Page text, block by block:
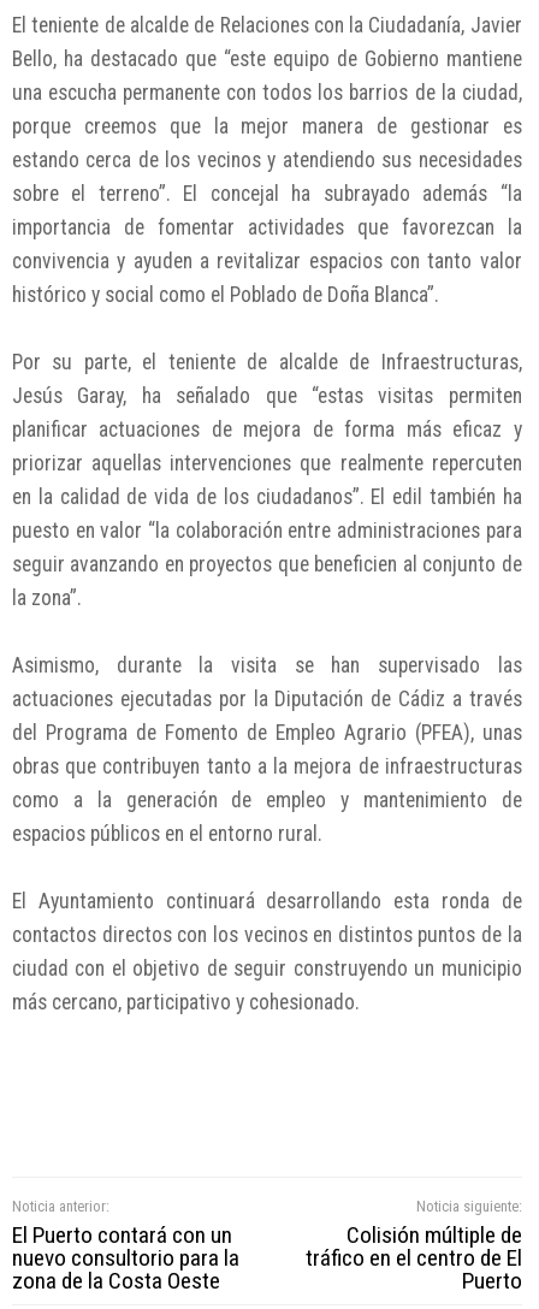
El teniente de alcalde de Relaciones con la Ciudadanía, Javier
Bello, ha destacado que “este equipo de Gobierno mantiene
una escucha permanente con todos los barrios de la ciudad,
porque creemos que la mejor manera de gestionar es
estando cerca de los vecinos y atendiendo sus necesidades
sobre el terreno”. El concejal ha subrayado además “la
importancia de fomentar actividades que favorezcan la
convivencia y ayuden a revitalizar espacios con tanto valor
histórico y social como el Poblado de Doña Blanca”.
Por su parte, el teniente de alcalde de Infraestructuras,
Jesús Garay, ha señalado que “estas visitas permiten
planificar actuaciones de mejora de forma más eficaz y
priorizar aquellas intervenciones que realmente repercuten
en la calidad de vida de los ciudadanos”. El edil también ha
puesto en valor “la colaboración entre administraciones para
seguir avanzando en proyectos que beneficien al conjunto de
la zona”.
Asimismo, durante la visita se han supervisado las
actuaciones ejecutadas por la Diputación de Cádiz a través
del Programa de Fomento de Empleo Agrario (PFEA), unas
obras que contribuyen tanto a la mejora de infraestructuras
como a la generación de empleo y mantenimiento de
espacios públicos en el entorno rural.
El Ayuntamiento continuará desarrollando esta ronda de
contactos directos con los vecinos en distintos puntos de la
ciudad con el objetivo de seguir construyendo un municipio
más cercano, participativo y cohesionado.
Noticia anterior:
El Puerto contará con un
nuevo consultorio para la
zona de la Costa Oeste
Noticia siguiente:
Colisión múltiple de
tráfico en el centro de El
Puerto